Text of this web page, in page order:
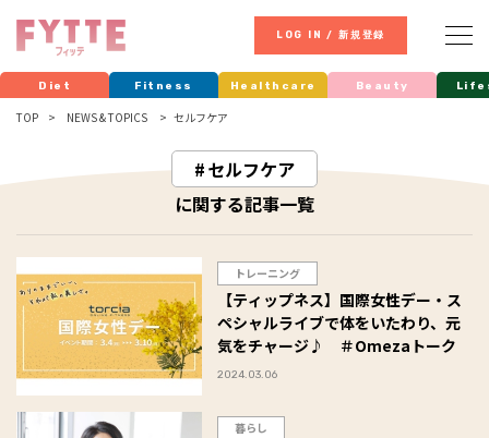
LOG IN / 新規登録
Diet Fitness Healthcare Beauty
TOP NEWS & TOPICS セルフケア
セルフケア
に関する記事一覧
トレーニング
【ティップネス】国際女性デー・ス
ペシャルライブで体をいたわり、元
気をチャージ♪ ＃Omezaトーク
2024.03.06
暮らし